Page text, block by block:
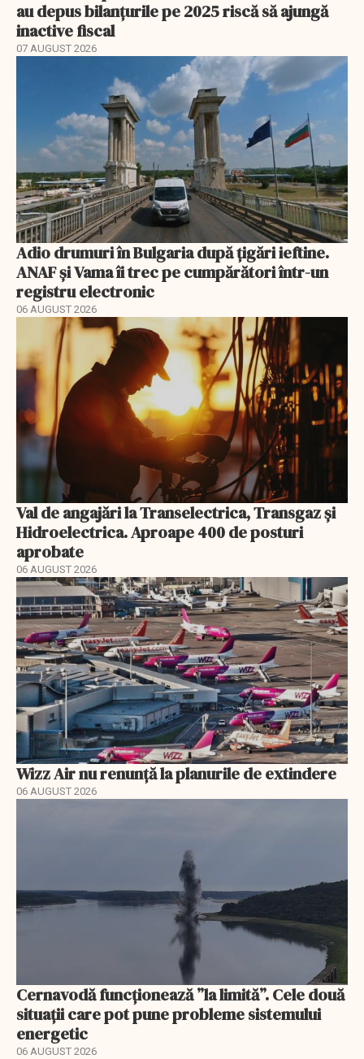
au depus bilanțurile pe 2025 riscă să ajungă
inactive fiscal
07 AUGUST 2026
Adio drumuri în Bulgaria după țigări ieftine.
ANAF și Vama îi trec pe cumpărători într-un
registru electronic
06 AUGUST 2026
Val de angajări la Transelectrica, Transgaz și
Hidroelectrica. Aproape 400 de posturi
aprobate
06 AUGUST 2026
Wizz Air nu renunță la planurile de extindere
06 AUGUST 2026
Cernavodă funcționează ”la limită”. Cele două
situații care pot pune probleme sistemului
energetic
06 AUGUST 2026